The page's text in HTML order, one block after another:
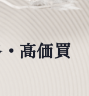
高価買